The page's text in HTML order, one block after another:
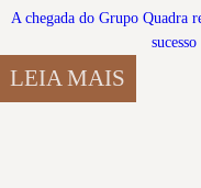
A chegada do Grupo Quadra
LEIA MAIS